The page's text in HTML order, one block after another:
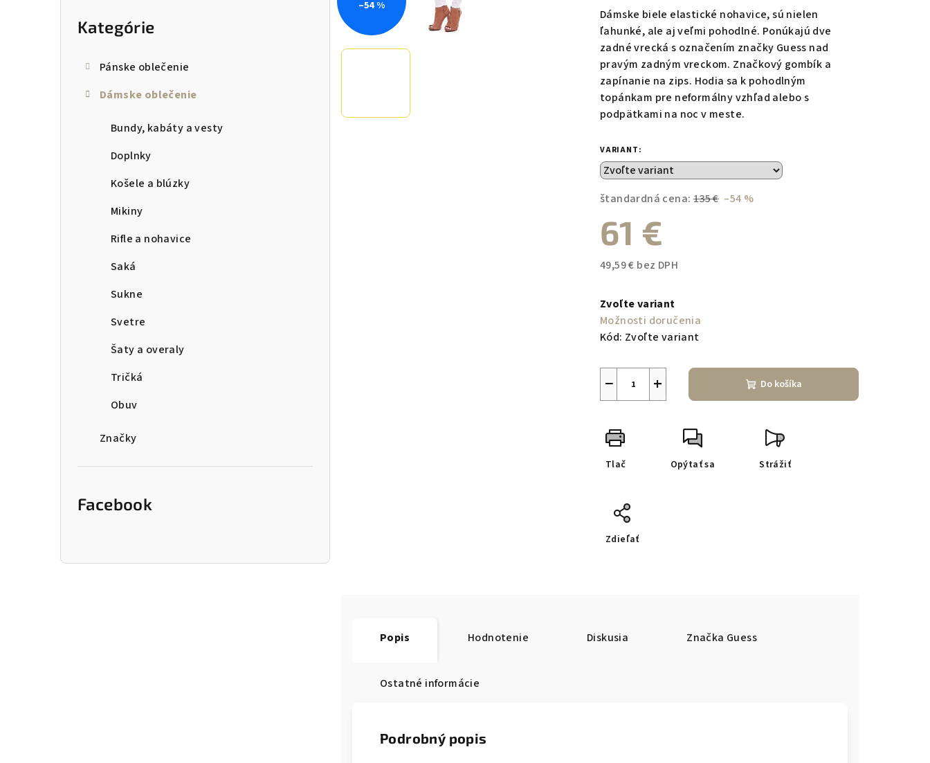
Kategórie
Pánske oblečenie
Dámske oblečenie
Bundy, kabáty a vesty
Doplnky
Košele a blúzky
Mikiny
Rifle a nohavice
Saká
Sukne
Svetre
Šaty a overaly
Tričká
Obuv
Značky
Facebook
produktu
je
5
hviezdičiek.
Dámske biele elastické nohavice, sú nielen
ľahunké, ale aj veľmi pohodlné. Ponúkajú dve
zadné vrecká s označením značky Guess nad
pravým zadným vreckom. Značkový gombík a
zapínanie na zips. Hodia sa k pohodlným
topánkam pre neformálny vzhľad alebo s
podpätkami na noc v meste.
VARIANT:
štandardná cena: 135 € –54 %
61 €
49,59 € bez DPH
cena:
Zvoľte variant
Možnosti doručenia
Kód: Zvoľte variant
+
− Do košíka
Tlač Opýtať sa Strážiť
Zdieľať
–54 %
Popis Hodnotenie Diskusia Značka Guess
Ostatné informácie
Podrobný popis